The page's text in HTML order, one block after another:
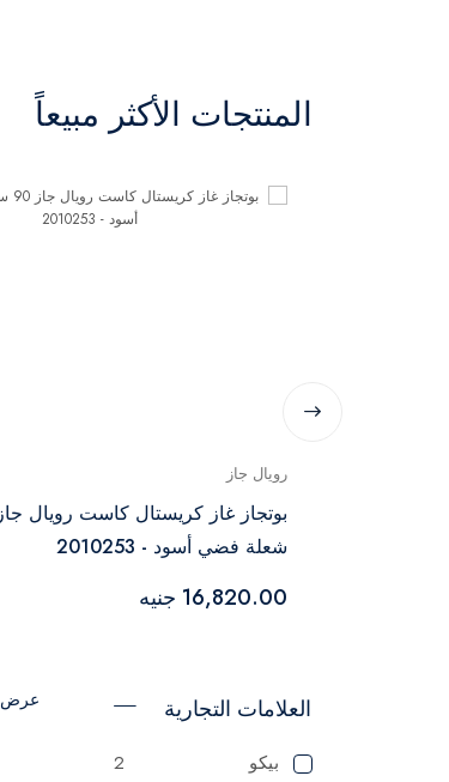
المنتجات الأكثر مبيعاً
رويال جاز
شعلة فضي أسود - 2010253
16,820.00 جنيه
العلامات التجارية
بيكو
2
عرض 0–0 من 11 نتيجة